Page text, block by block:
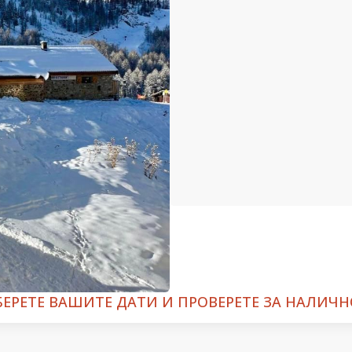
ВАШИТЕ ДАТИ И ПРОВЕРЕТЕ ЗА